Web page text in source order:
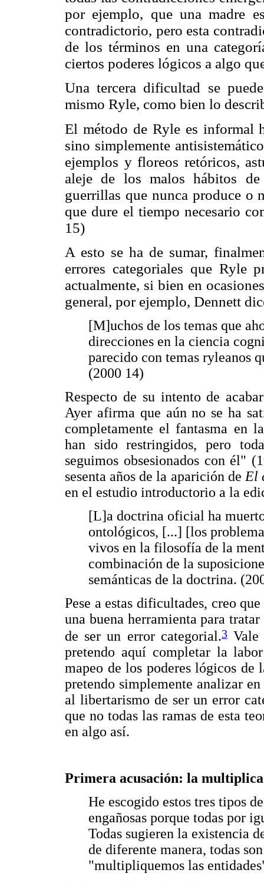
por ejemplo, que una madre
contradictorio, pero esta
de los términos en una
ciertos poderes lógicos a algo
Una tercera dificultad se
mismo Ryle, como bien lo
El método de Ryle es informal
sino simplemente
ejemplos y floreos retóricos,
aleje de los malos hábitos
guerrillas que nunca produce o
que dure el tiempo necesario
15)
A esto se ha de sumar,
errores categoriales que Ryle
actualmente, si bien en
general, por ejemplo, Dennett
[M]uchos de los temas que
direcciones en la ciencia
parecido con temas ryleanos
(2000 14)
Respecto de su intento de
Ayer afirma que aún no se ha
completamente el fantasma en
han sido restringidos, pero
seguimos obsesionados con él"
sesenta años de la aparición de El
en el estudio introductorio a la
[L]a doctrina oficial ha
ontológicos, [...] [los
vivos en la filosofía de la
combinación de la
semánticas de la doctrina.
Pese a estas dificultades, creo
una buena herramienta para
de ser un error categorial.3Vale
pretendo aquí completar la
mapeo de los poderes lógicos de
pretendo simplemente analizar
al libertarismo de ser un error
que no todas las ramas de esta
en algo así.
Primera acusación: la
He escogido estos tres tipos
engañosas porque todas por
Todas sugieren la existencia
de diferente manera, todas
"multipliquemos las